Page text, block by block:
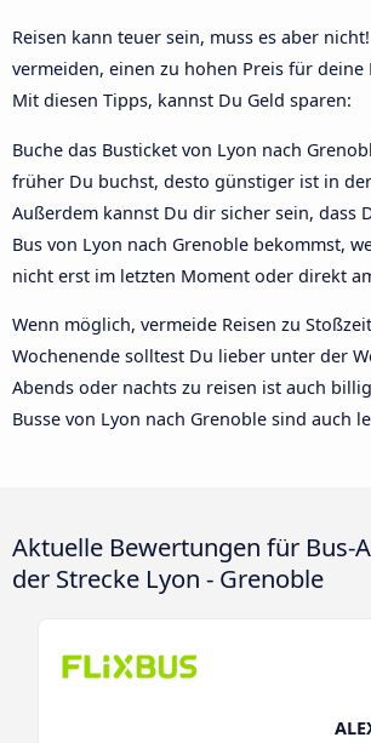
Reisen kann teuer sein, muss es aber
vermeiden, einen zu hohen Preis für deine
Mit diesen Tipps, kannst Du Geld sparen:
Buche das Busticket von Lyon nach
früher Du buchst, desto günstiger ist in
Außerdem kannst Du dir sicher sein, dass
Bus von Lyon nach Grenoble bekommst,
nicht erst im letzten Moment oder direkt
Wenn möglich, vermeide Reisen zu
Wochenende solltest Du lieber unter der
Abends oder nachts zu reisen ist auch
Busse von Lyon nach Grenoble sind auch
Aktuelle Bewertungen für Bus-
der Strecke Lyon - Grenoble